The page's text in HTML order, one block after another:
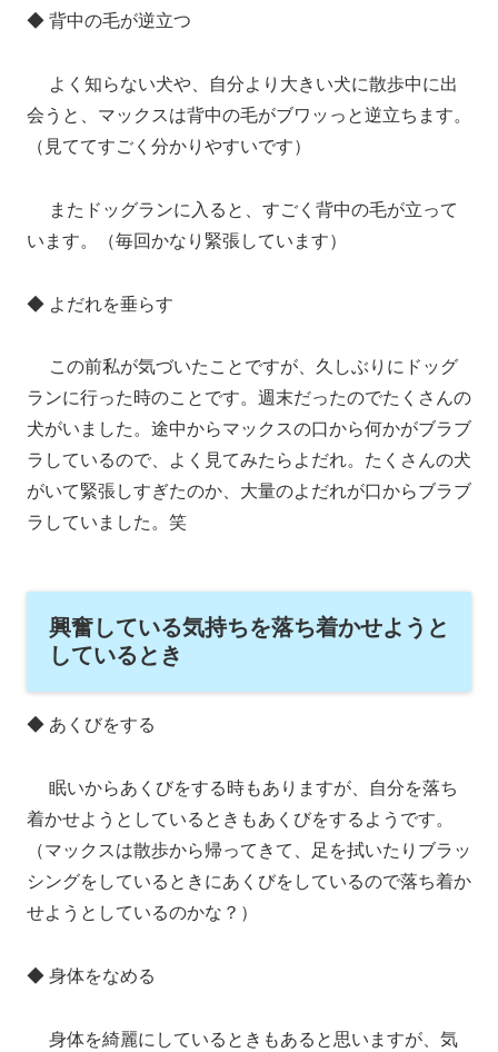
◆ 背中の毛が逆立つ
よく知らない犬や、自分より大きい犬に散歩中に出
会うと、マックスは背中の毛がブワッっと逆立ちます。
（見ててすごく分かりやすいです）
またドッグランに入ると、すごく背中の毛が立って
います。（毎回かなり緊張しています）
◆ よだれを垂らす
この前私が気づいたことですが、久しぶりにドッグ
ランに行った時のことです。週末だったのでたくさんの
犬がいました。途中からマックスの口から何かがブラブ
ラしているので、よく見てみたらよだれ。たくさんの犬
がいて緊張しすぎたのか、大量のよだれが口からブラブ
ラしていました。笑
興奮している気持ちを落ち着かせようと
しているとき
◆ あくびをする
眠いからあくびをする時もありますが、自分を落ち
着かせようとしているときもあくびをするようです。
（マックスは散歩から帰ってきて、足を拭いたりブラッ
シングをしているときにあくびをしているので落ち着か
せようとしているのかな？）
◆ 身体をなめる
身体を綺麗にしているときもあると思いますが、気